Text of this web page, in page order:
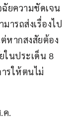
ยความชัดเจน
ารถส่งเรื่องไป
หากสงสัยต้อง
ในประเด็น 8
รให้ตนไม่
ค.